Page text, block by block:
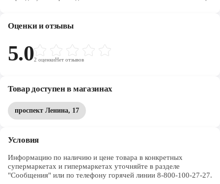
Оценки и отзывы
5.02 оценкиНет отзывов
Товар доступен в магазинах
проспект Ленина, 17
Условия
Информацию по наличию и цене товара в конкретных
супермаркетах и гипермаркетах уточняйте в разделе
"Сообщения" или по телефону горячей линии 8-800-100-27-27.